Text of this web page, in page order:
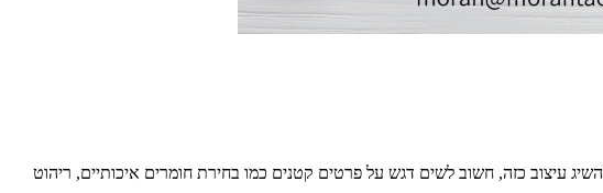
עיצוב כזה, חשוב לשים דגש על פרטים קטנים כמו בחירת חומרים איכותיים, ריהוט